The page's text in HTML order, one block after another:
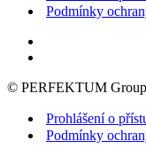
bezpečnostní
Podmínky
© PERFEKTUM
Prohlášení o
Podmínky